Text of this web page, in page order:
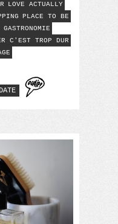
LOVE ACTUALLY
PLACE TO BE
C'EST TROP DUR